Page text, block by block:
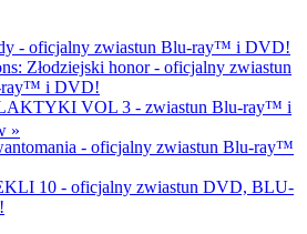
- oficjalny zwiastun Blu-ray™ i DVD!
Złodziejski honor - oficjalny zwiastun
i DVD!
VOL 3 - zwiastun Blu-ray™ i
- oficjalny zwiastun Blu-ray™
10 - oficjalny zwiastun DVD, BLU-
»